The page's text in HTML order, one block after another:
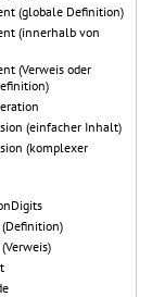
(globale Definition)
(innerhalb von
(Verweis oder
(einfacher Inhalt)
(komplexer
(Definition)